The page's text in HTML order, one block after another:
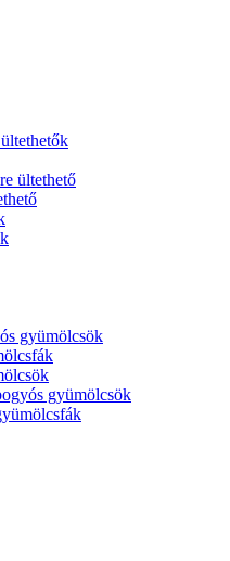
ültethető
gyümölcsök
gyümölcsök